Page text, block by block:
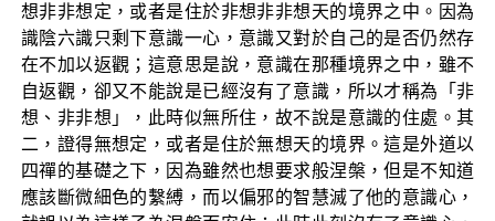
想非非想定，或者是住於非想非非想天的境界之中。因為
識陰六識只剩下意識一心，意識又對於自己的是否仍然存
在不加以返觀；這意思是說，意識在那種境界之中，雖不
自返觀，卻又不能說是已經沒有了意識，所以才稱為「非
想、非非想」，此時似無所住，故不說是意識的住處。其
二，證得無想定，或者是住於無想天的境界。這是外道以
四禪的基礎之下，因為雖然也想要求般涅槃，但是不知道
應該斷微細色的繫縛，而以偏邪的智慧滅了他的意識心，